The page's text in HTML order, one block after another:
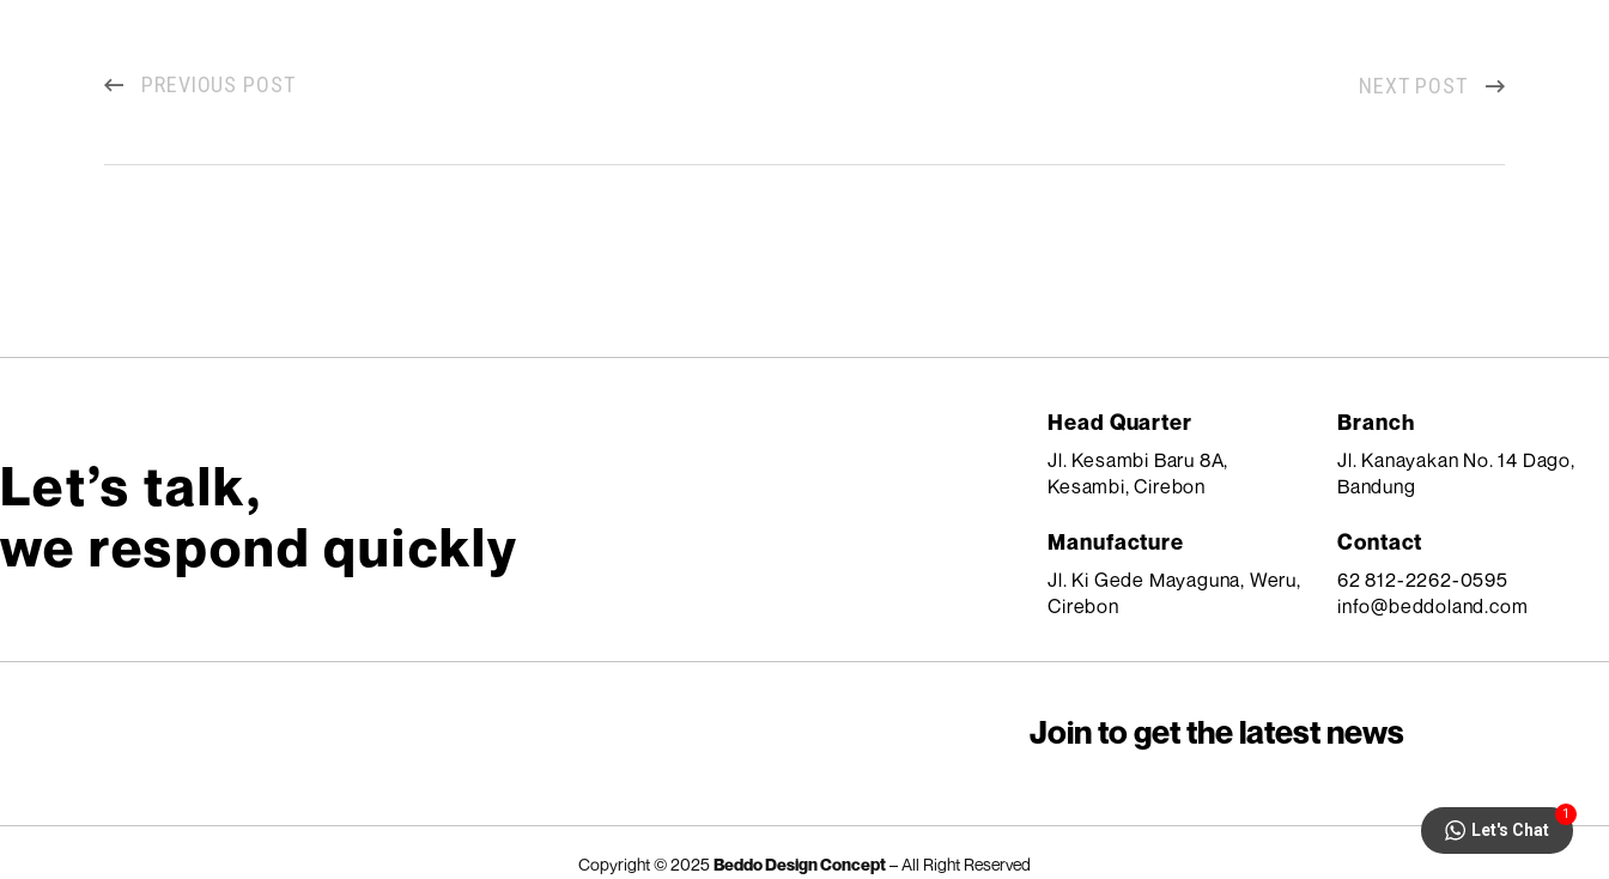
PREVIOUS POST NEXT POST
Let’s talk,
we respond quickly
Head Quarter
Jl. Kesambi Baru 8A,
Kesambi, Cirebon
Manufacture
Jl. Ki Gede Mayaguna, Weru,
Cirebon
Branch
Jl. Kanayakan No. 14 Dago,
Bandung
Contact
62 812-2262-0595
info@beddoland.com
Join to get the latest news
Copyright © 2025Beddo Design Concept– All Right Reserved
Let's Chat
1